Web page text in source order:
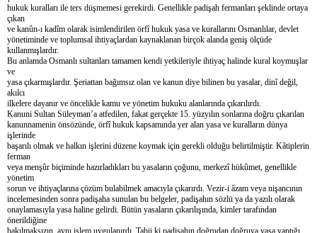
hukuk kuralları ile ters düşmemesi gerekirdi. Genellikle padişah fermanları şeklinde ortaya
çıkan
ve kanûn-ı kadîm olarak isimlendirilen örfî hukuk yasa ve kurallarını Osmanlılar, devlet
yönetiminde ve toplumsal ihtiyaçlardan kaynaklanan birçok alanda geniş ölçüde
kullanmışlardır.
Bu anlamda Osmanlı sultanları tamamen kendi yetkileriyle ihtiyaç halinde kural koymuşlar
ve
yasa çıkarmışlardır. Şeriattan bağımsız olan ve kanun diye bilinen bu yasalar, dinî değil,
akılcı
ilkelere dayanır ve öncelikle kamu ve yönetim hukuku alanlarında çıkarılırdı.
Kanuni Sultan Süleyman’a atfedilen, fakat gerçekte 15. yüzyılın sonlarına doğru çıkarılan
kanunnamenin önsözünde, örfî hukuk kapsamında yer alan yasa ve kuralların dünya
işlerinde
başarılı olmak ve halkın işlerini düzene koymak için gerekli olduğu belirtilmiştir. Kâtiplerin
ferman
veya menşûr biçiminde hazırladıkları bu yasaların çoğunu, merkezî hükûmet, genellikle
yönetim
sorun ve ihtiyaçlarına çözüm bulabilmek amacıyla çıkarırdı. Vezir-i âzam veya nişancının
incelemesinden sonra padişaha sunulan bu belgeler, padişahın sözlü ya da yazılı olarak
onaylamasıyla yasa haline gelirdi. Bütün yasaların çıkarılışında, kimler tarafından
önerildiğine
bakılmaksızın, aynı işlem uygulanırdı. Tabii ki padişahın doğrudan doğruya yasa yaptığı